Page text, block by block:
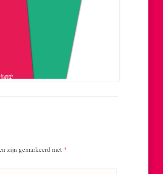
zijn gemarkeerd met *